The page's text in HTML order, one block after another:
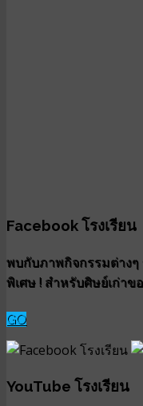
Facebook โรงเรียน
พบกับภาพกิจกรรมต่างๆ
พิเศษ ! สำหรับศิษย์เก่าข
GO
YouTube โรงเรียน